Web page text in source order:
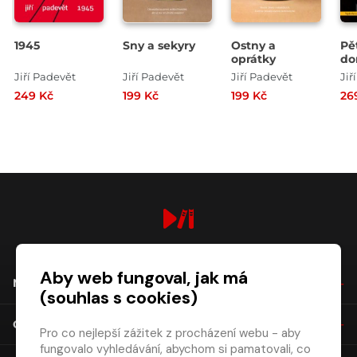
1945
Jiří Padevět
249 Kč
Sny a sekyry
Jiří Padevět
199 Kč
Ostny a
oprátky
Jiří Padevět
199 Kč
NÁKUP
O SPOLEČNOSTI
Aby web fungoval, jak má
(souhlas s cookies)
Pro co nejlepší zážitek z procházení webu - aby
fungovalo vyhledávání, abychom si pamatovali, co